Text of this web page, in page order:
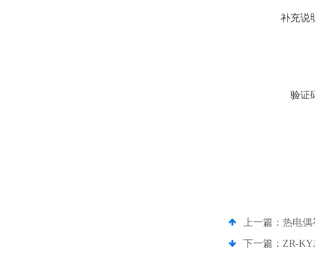
补充说
验证
上一篇： 热电偶
下一篇： ZR-